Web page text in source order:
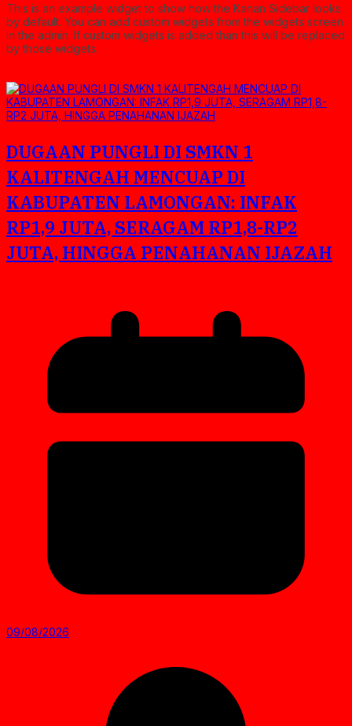
This is an example widget to show how the Kanan Sidebar looks
by default. You can add custom widgets from the widgets screen
in the admin. If custom widgets is added than this will be replaced
by those widgets.
DUGAAN PUNGLI DI SMKN 1
KALITENGAH MENCUAP DI
KABUPATEN LAMONGAN: INFAK
RP1,9 JUTA, SERAGAM RP1,8-RP2
JUTA, HINGGA PENAHANAN IJAZAH
09/08/2026